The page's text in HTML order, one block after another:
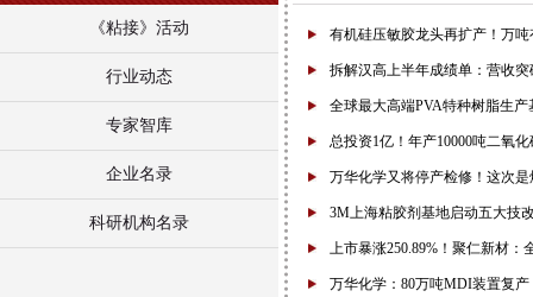
《粘接》活动
行业动态
专家智库
企业名录
科研机构名录
有机硅压敏胶龙头再扩产！万
拆解汉高上半年成绩单：营收突
全球最大高端PVA特种树脂生产
总投资1亿！年产10000吨二氧
万华化学又将停产检修！这次
3M上海粘胶剂基地启动五大技
上市暴涨250.89%！聚仁新材：
万华化学：80万吨MDI装置复